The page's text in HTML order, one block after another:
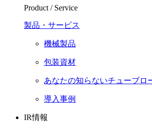
Product / Service
製品・サービス
機械製品
包装資材
あなたの知らないチューブロ
導入事例
IR情報